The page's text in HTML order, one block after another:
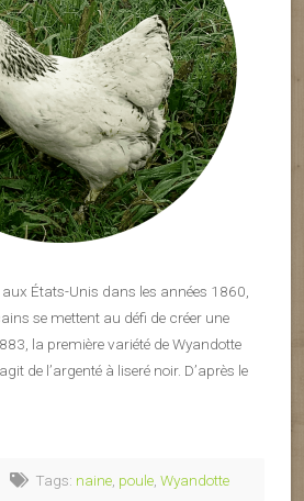
États-Unis dans les années 1860,
se mettent au défi de créer une
la première variété de Wyandotte
de l’argenté à liseré noir. D’après le
Tags: naine poule Wyandotte